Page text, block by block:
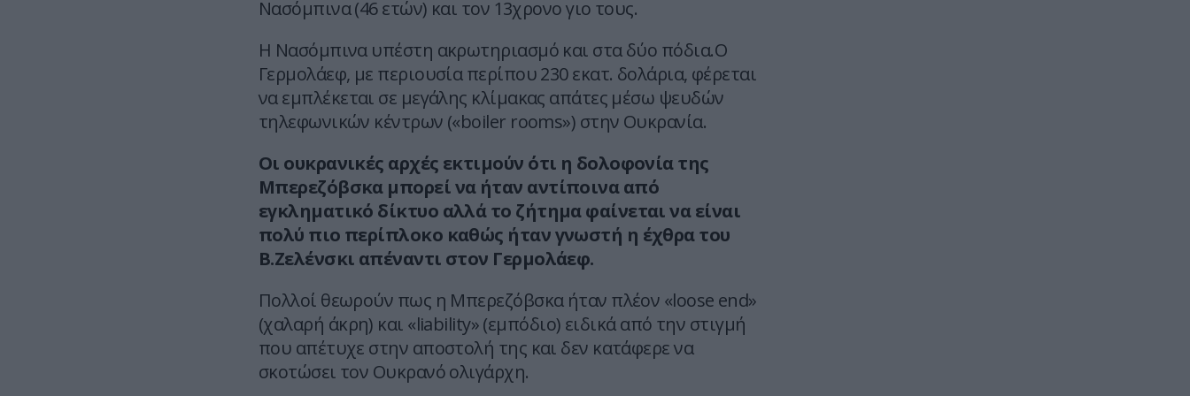
Νασόμπινα (46 ετών) και τον 13χρονο γιο τους.
Η Νασόμπινα υπέστη ακρωτηριασμό και στα δύο πόδια.Ο
Γερμολάεφ, με περιουσία περίπου 230 εκατ. δολάρια, φέρεται
να εμπλέκεται σε μεγάλης κλίμακας απάτες μέσω ψευδών
τηλεφωνικών κέντρων («boiler rooms») στην Ουκρανία.
Οι ουκρανικές αρχές εκτιμούν ότι η δολοφονία της
Μπερεζόβσκα μπορεί να ήταν αντίποινα από
εγκληματικό δίκτυο αλλά το ζήτημα φαίνεται να είναι
πολύ πιο περίπλοκο καθώς ήταν γνωστή η έχθρα του
Β.Ζελένσκι απέναντι στον Γερμολάεφ.
Πολλοί θεωρούν πως η Μπερεζόβσκα ήταν πλέον «loose end»
(χαλαρή άκρη) και «liability» (εμπόδιο) ειδικά από την στιγμή
που απέτυχε στην αποστολή της και δεν κατάφερε να
σκοτώσει τον Ουκρανό ολιγάρχη.